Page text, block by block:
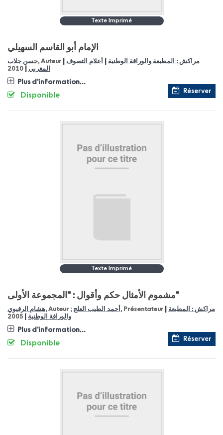
Texte Imprimé
الإمام أبو القاسم السهيلي
حسن جلاب, Auteur مراكش : المطبعة والوراقة الوطنية
أعلام التصوف
المغربي
2010
Plus d'information...
Réserver
Disponible
Texte Imprimé
مشموم الأمثال حكم وأقوال : "المجموعة الأولى"
هشام الرقيوي, Auteur ; أحمد الطيب العلج , Présentateur
مراكش : المطبعة
والوراقة الوطنية
2005
Plus d'information...
Réserver
Disponible